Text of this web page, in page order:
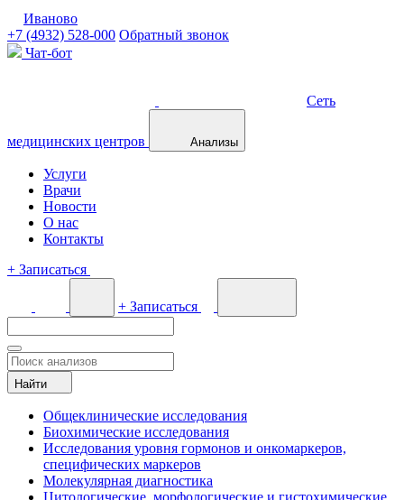
Иваново
+7 (4932) 528-000 Обратный звонок
Чат-бот
Сеть
медицинских центров Анализы
Услуги
Врачи
Новости
О нас
Контакты
+ Записаться
+ Записаться
Найти
Общеклинические исследования
Биохимические исследования
Исследования уровня гормонов и онкомаркеров,
специфических маркеров
Молекулярная диагностика
Цитологические, морфологические и гистохимические